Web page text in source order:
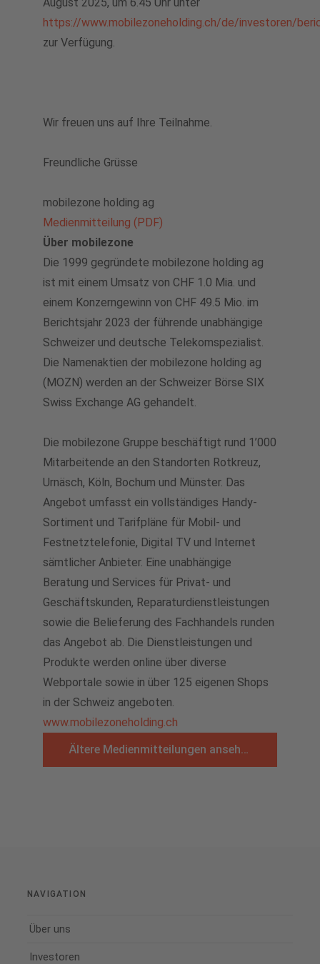
https://www.mobilezoneholding.ch/de/investoren/
zur Verfügung.
Wir freuen uns auf Ihre Teilnahme.
Freundliche Grüsse
mobilezone holding ag
Medienmitteilung (PDF)
Über mobilezone
Die 1999 gegründete mobilezone holding ag
ist mit einem Umsatz von CHF 1.0 Mia. und
einem Konzerngewinn von CHF 49.5 Mio. im
Berichtsjahr 2023 der führende unabhängige
Schweizer und deutsche Telekomspezialist.
Die Namenaktien der mobilezone holding ag
(MOZN) werden an der Schweizer Börse SIX
Swiss Exchange AG gehandelt.
Die mobilezone Gruppe beschäftigt rund 1’000
Mitarbeitende an den Standorten Rotkreuz,
Urnäsch, Köln, Bochum und Münster. Das
Angebot umfasst ein vollständiges Handy-
Sortiment und Tarifpläne für Mobil- und
Festnetztelefonie, Digital TV und Internet
sämtlicher Anbieter. Eine unabhängige
Beratung und Services für Privat- und
Geschäftskunden, Reparaturdienstleistungen
sowie die Belieferung des Fachhandels runden
das Angebot ab. Die Dienstleistungen und
Produkte werden online über diverse
Webportale sowie in über 125 eigenen Shops
in der Schweiz angeboten.
www.mobilezoneholding.ch
Ältere Medienmitteilungen ansehen
NAVIGATION
Über uns
Investoren